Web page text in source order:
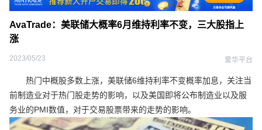
AvaTrade：美联储大概率6月维持利率不变，三大股指上
涨
2023/05/23 爱华平台
热门中概股多数上涨，美联储6维持利率不变概率加息，关注当
前制造业对于热门股走势的影响，以及美国即将公布制造业以及服
务业的PMI数值，对于交易股票带来的走势的影响。